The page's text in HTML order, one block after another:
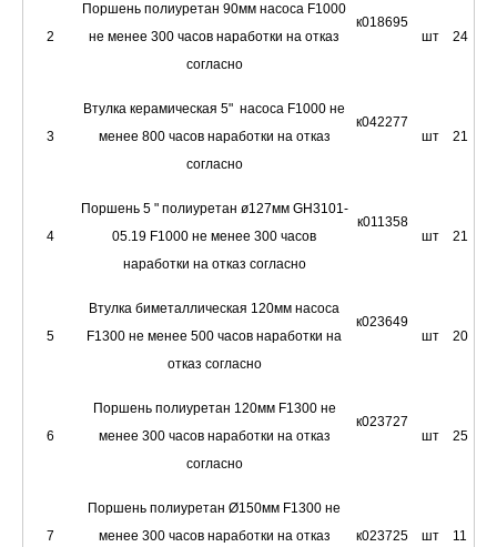
2
Поршень полиуретан 90мм насоса F1000
не менее 300 часов наработки на отказ
согласно
к018695
шт
24
3
Втулка керамическая 5" насоса F1000 не
менее 800 часов наработки на отказ
согласно
к042277
шт
21
4
Поршень 5 " полиуретан ø127мм GH3101-
05.19 F1000 не менее 300 часов
наработки на отказ согласно
к011358
шт
21
5
Втулка биметаллическая 120мм насоса
F1300 не менее 500 часов наработки на
отказ согласно
к023649
шт
20
6
Поршень полиуретан 120мм F1300 не
менее 300 часов наработки на отказ
согласно
к023727
шт
25
7
Поршень полиуретан Ø150мм F1300 не
менее 300 часов наработки на отказ
к023725 шт 11